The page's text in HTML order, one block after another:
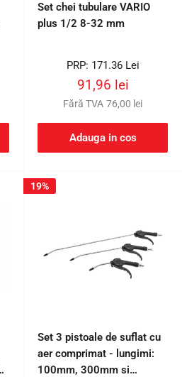
Set chei tubulare VARIO
plus 1/2 8-32 mm
Preț
PRP: 171.36 Lei
Preț
redus
91,96 lei
Fără TVA 76,00 lei
Adauga in cos
19%
Set 3 pistoale de suflat cu
aer comprimat - lungimi:
100mm, 300mm si